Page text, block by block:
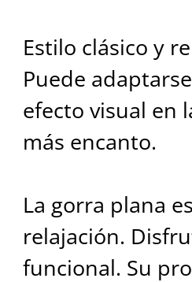
Estilo clásico y
Puede
efecto visual en
más encanto.
La gorra plana
relajación.
funcional. Su